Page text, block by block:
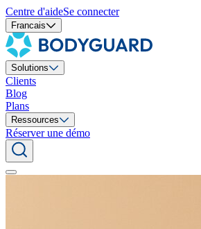
Centre d'aideSe connecter
Francais
Solutions
Clients
Blog
Plans
Ressources
Réserver une démo